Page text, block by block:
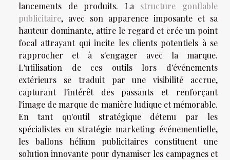
lancements de produits. La structure gonflable
publicitaire, avec son apparence imposante et sa
hauteur dominante, attire le regard et crée un point
focal attrayant qui incite les clients potentiels à se
rapprocher et à s'engager avec la marque.
L'utilisation de ces outils lors d'événements
extérieurs se traduit par une visibilité accrue,
capturant l'intérêt des passants et renforçant
l'image de marque de manière ludique et mémorable.
En tant qu'outil stratégique détenu par les
spécialistes en stratégie marketing événementielle,
les ballons hélium publicitaires constituent une
solution innovante pour dynamiser les campagnes et